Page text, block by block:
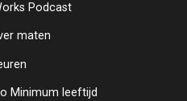
Podcast
maten
Minimum leeftijd